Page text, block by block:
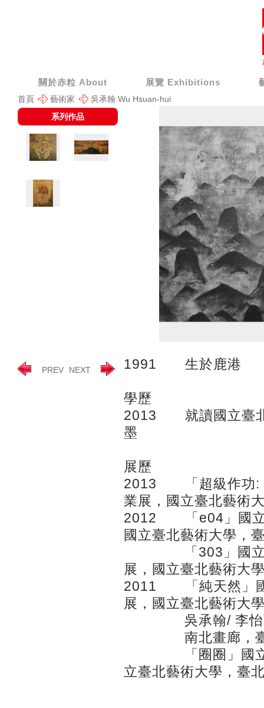
關於赤粒 About 展覽 Exhibitions
首頁 藝術家
吳承翰 Wu Hsuan-hui
系列作品
PREV NEXT 1991 生於鹿港
學歷
2013 就讀國立臺北
墨
展歷
2013 「超級作功:
業展，國立臺北藝術
2012 「e04」國立
國立臺北藝術大學，
「303」國立臺
展，國立臺北藝術大
2011 「純天然」國
展，國立臺北藝術大
吳承翰/ 李怡萱
南北畫廊，
「圈圈」國立臺
立臺北藝術大學，臺